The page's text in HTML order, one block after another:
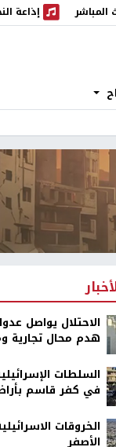
المباشر إذاعة
إذاعة النجاح
الاحتلال يواصل
هدم محال تجارية
السلطات
في كفر قاسم بأراضي
الخروقات
الأصفر